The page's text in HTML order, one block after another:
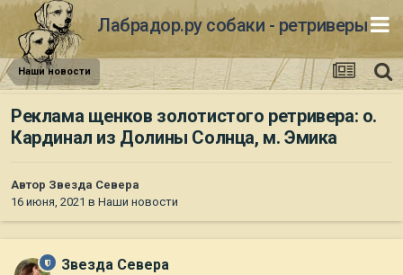
Лабрадор.ру собаки - ретриверы
Наши новости
Реклама щенков золотистого ретривера: о.
Кардинал из Долины Солнца, м. Эмика
Автор Звезда Севера
16 июня, 2021 в Наши новости
Звезда Севера